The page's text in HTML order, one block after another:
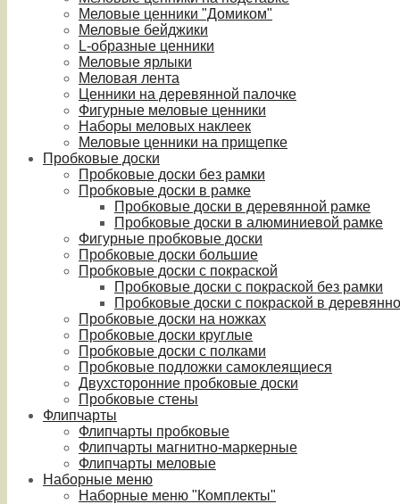
Меловые ценники "Домиком"
Меловые бейджики
L-образные ценники
Меловые ярлыки
Меловая лента
Ценники на деревянной палочке
Фигурные меловые ценники
Наборы меловых наклеек
Меловые ценники на прищепке
Пробковые доски
Пробковые доски без рамки
Пробковые доски в рамке
Пробковые доски в деревянной рамке
Пробковые доски в алюминиевой рамке
Фигурные пробковые доски
Пробковые доски большие
Пробковые доски с покраской
Пробковые доски с покраской без рамки
Пробковые доски с покраской в
Пробковые доски на ножках
Пробковые доски круглые
Пробковые доски с полками
Пробковые подложки самоклеящиеся
Двухсторонние пробковые доски
Пробковые стены
Флипчарты
Флипчарты пробковые
Флипчарты магнитно-маркерные
Флипчарты меловые
Наборные меню
Наборные меню "Комплекты"